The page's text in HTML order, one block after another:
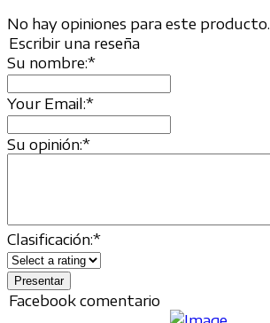
No hay opiniones para este producto.
Escribir una reseña
Su nombre:*
Your Email:*
Su opinión:*
Clasificación:*
Facebook comentario